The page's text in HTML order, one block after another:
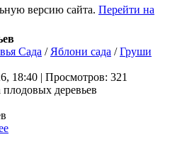
версию сайта. Перейти на
Сада / Яблони сада /Груши
18:40 | Просмотров: 321